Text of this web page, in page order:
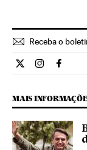
Receba o
Opiniao El País
Opiniao El
MAIS